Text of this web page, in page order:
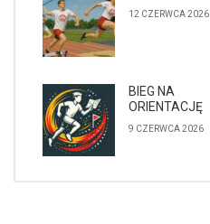
12 CZERWCA 2026
BIEG NA
ORIENTACJĘ
9 CZERWCA 2026